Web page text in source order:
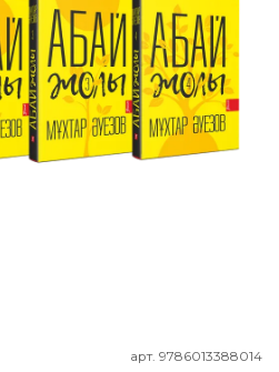
арт. 9786013388014